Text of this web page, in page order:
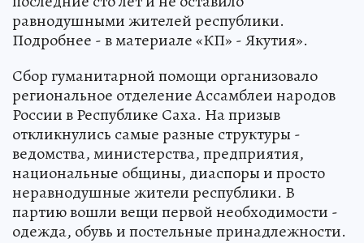
равнодушными жителей республики.
Подробнее - в материале «КП» - Якутия».
Сбор гуманитарной помощи организовало
региональное отделение Ассамблеи народов
России в Республике Саха. На призыв
откликнулись самые разные структуры -
ведомства, министерства, предприятия,
национальные общины, диаспоры и просто
неравнодушные жители республики. В
партию вошли вещи первой необходимости -
одежда, обувь и постельные принадлежности.